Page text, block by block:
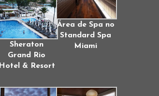
Sheraton
Grand Rio
Hotel & Resort
Área de Spa no
Standard Spa
Miami